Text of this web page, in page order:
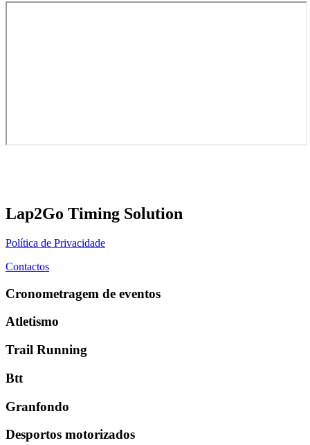
Lap2Go Timing Solution
Política de Privacidade
Contactos
Cronometragem de eventos
Atletismo
Trail Running
Btt
Granfondo
Desportos motorizados